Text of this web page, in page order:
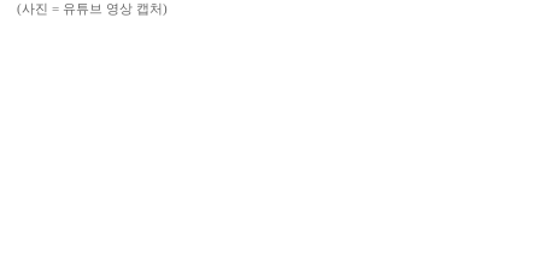
(사진 = 유튜브 영상 캡처)